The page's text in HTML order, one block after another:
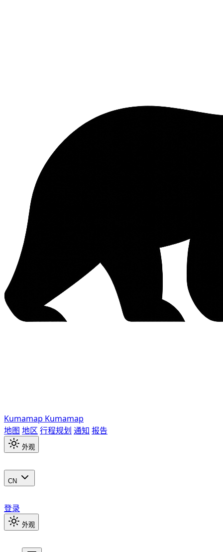
Kumamap Kumamap
地图 地区 行程规划 通知 报告
外观
CN
登录
外观